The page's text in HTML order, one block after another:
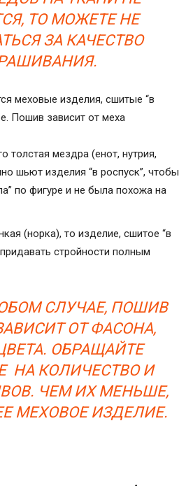
ТО МОЖЕТЕ НЕ
ЗА КАЧЕСТВО
меховые изделия, сшитые “в
Пошив зависит от меха
толстая мездра (енот, нутрия,
шьют изделия “в роспуск”, чтобы
по фигуре и не была похожа на
(норка), то изделие, сшитое “в
стройности полным
СЛУЧАЕ, ПОШИВ
ОТ ФАСОНА,
ОБРАЩАЙТЕ
НА КОЛИЧЕСТВО И
ЧЕМ ИХ МЕНЬШЕ,
МЕХОВОЕ ИЗДЕЛИЕ.